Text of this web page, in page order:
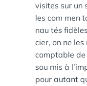
visites sur un
les com men
nau tés
cier, on ne
comp­table de
sou mis à
pour autant